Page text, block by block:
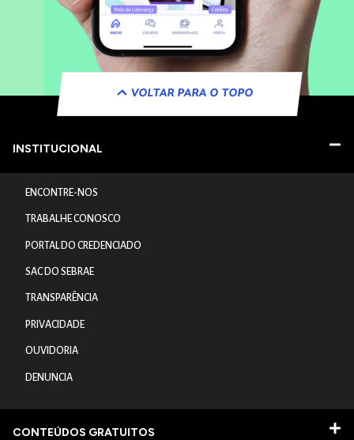
VOLTAR PARA O TOPO
INSTITUCIONAL
ENCONTRE-NOS
TRABALHE CONOSCO
PORTAL DO CREDENCIADO
SAC DO SEBRAE
TRANSPARÊNCIA
PRIVACIDADE
OUVIDORIA
DENUNCIA
CONTEÚDOS GRATUITOS